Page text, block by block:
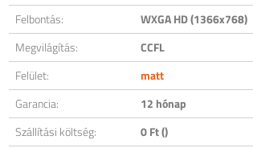
Felbontás:
WXGA HD (1366x768)
Megvilágítás:
CCFL
Felület:
matt
Garancia:
12 hónap
Szállítási költség:
0 Ft ()